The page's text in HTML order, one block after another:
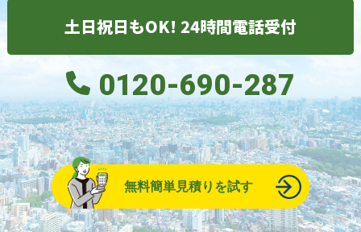
土日祝日もOK! 24時間電話受付
0120-690-287
無料簡単見積りを試す